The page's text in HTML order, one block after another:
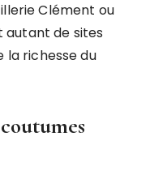
Clément ou
autant de sites
richesse du